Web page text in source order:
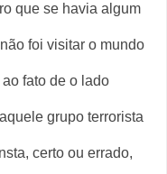
que se havia algum
foi visitar o mundo
fato de o lado
grupo terrorista
certo ou errado,